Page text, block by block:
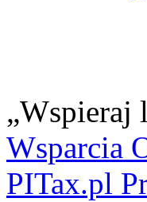
„Wspieraj
Wsparcia
PITax.pl